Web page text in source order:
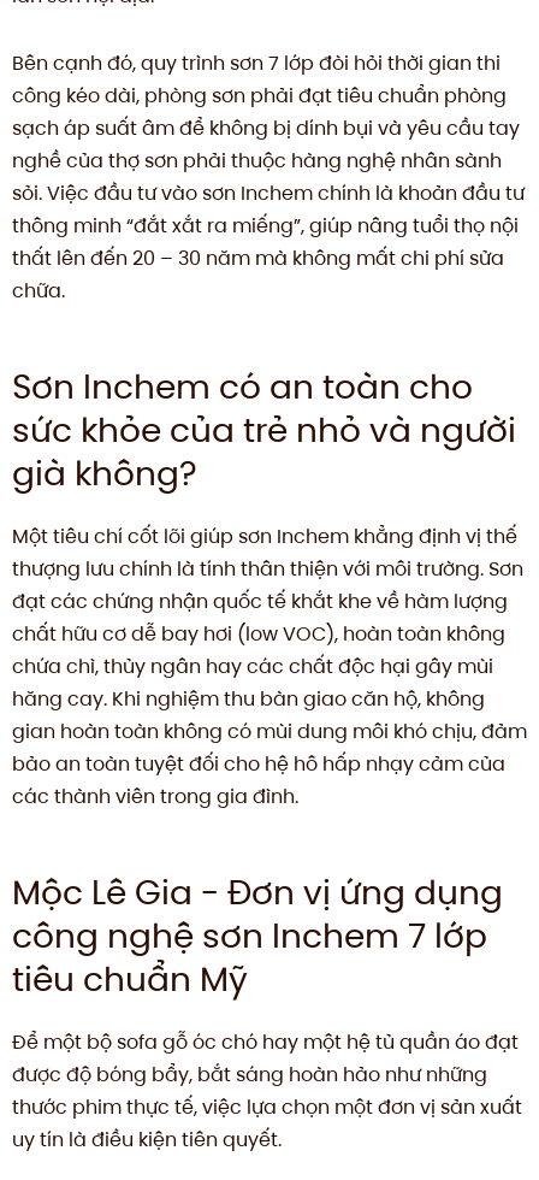
Bên cạnh đó, quy trình sơn 7 lớp đòi hỏi thời gian thi
công kéo dài, phòng sơn phải đạt tiêu chuẩn phòng
sạch áp suất âm để không bị dính bụi và yêu cầu tay
nghề của thợ sơn phải thuộc hàng nghệ nhân sành
sỏi. Việc đầu tư vào sơn Inchem chính là khoản đầu tư
thông minh “đắt xắt ra miếng”, giúp nâng tuổi thọ nội
thất lên đến 20 – 30 năm mà không mất chi phí sửa
chữa.
Sơn Inchem có an toàn cho
sức khỏe của trẻ nhỏ và người
già không?
Một tiêu chí cốt lõi giúp sơn Inchem khẳng định vị thế
thượng lưu chính là tính thân thiện với môi trường. Sơn
đạt các chứng nhận quốc tế khắt khe về hàm lượng
chất hữu cơ dễ bay hơi (low VOC), hoàn toàn không
chứa chì, thủy ngân hay các chất độc hại gây mùi
hăng cay. Khi nghiệm thu bàn giao căn hộ, không
gian hoàn toàn không có mùi dung môi khó chịu, đảm
bảo an toàn tuyệt đối cho hệ hô hấp nhạy cảm của
các thành viên trong gia đình.
Mộc Lê Gia - Đơn vị ứng dụng
công nghệ sơn Inchem 7 lớp
tiêu chuẩn Mỹ
Để một bộ sofa gỗ óc chó hay một hệ tủ quần áo đạt
được độ bóng bẩy, bắt sáng hoàn hảo như những
thước phim thực tế, việc lựa chọn một đơn vị sản xuất
uy tín là điều kiện tiên quyết.